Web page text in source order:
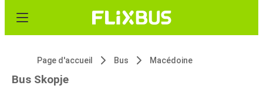
Page d'accueil Bus Macédoine
Bus Skopje